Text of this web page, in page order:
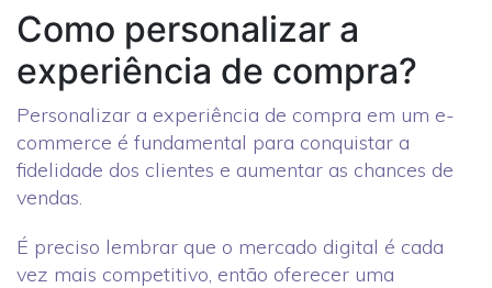
Como personalizar a
experiência de compra?
Personalizar a experiência de compra em um e-
commerce é fundamental para conquistar a
fidelidade dos clientes e aumentar as chances de
vendas.
É preciso lembrar que o mercado digital é cada
vez mais competitivo, então oferecer uma